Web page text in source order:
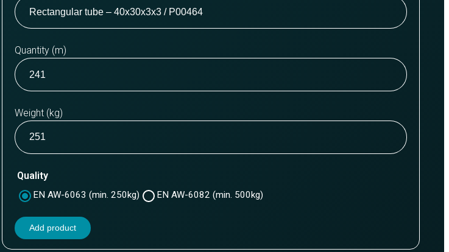
Quantity (m)
Weight (kg)
Quality
EN AW-6063 (min. 250kg) EN AW-6082 (min. 500kg)
Add product